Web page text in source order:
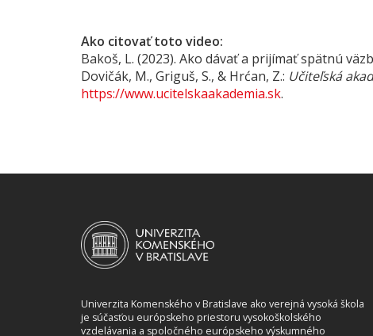
Ako citovať toto video:
Bakoš, L. (2023). Ako dávať a prijímať spätnú
Dovičák, M., Griguš, S., & Hrćan, Z.: Učiteľská
https://www.ucitelskaakademia.sk.
Univerzita Komenského v Bratislave ako verejná vysoká škola
je súčasťou európskeho priestoru vysokoškolského
vzdelávania a spoločného európskeho výskumného